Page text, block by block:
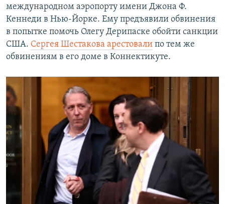
международном аэропорту имени Джона Ф.
Кеннеди в Нью-Йорке. Ему предъявили обвинения
в попытке помочь Олегу Дерипаске обойти санкции
США. Сергея Шестакова арестовали по тем же
обвинениям в его доме в Коннектикуте.